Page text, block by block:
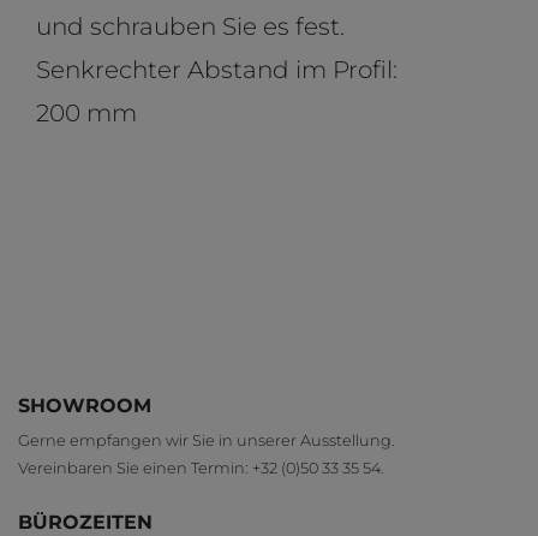
und schrauben Sie es fest.
Senkrechter Abstand im Profil:
200 mm
SHOWROOM
Gerne empfangen wir Sie in unserer Ausstellung.
Vereinbaren Sie einen Termin: +32 (0)50 33 35 54.
BÜROZEITEN